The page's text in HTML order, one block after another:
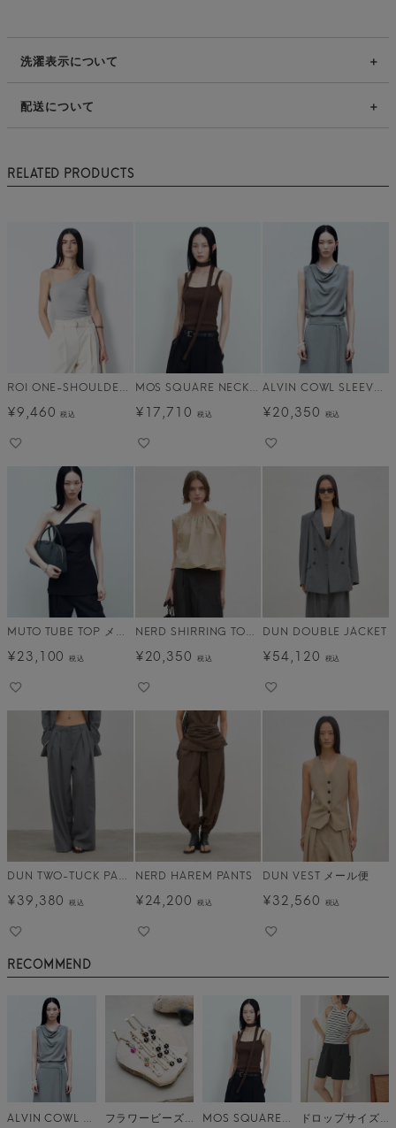
洗濯表示について
配送について
RELATED PRODUCTS
ROI ONE-SHOULDER SLEEVELESS メール便
¥9,460 税込
MOS SQUARE NECK KNIT メール便
¥17,710 税込
ALVIN COWL SLEEVELESS メール便
¥20,350 税込
MUTO TUBE TOP メール便
¥23,100 税込
NERD SHIRRING TOP メール便
¥20,350 税込
DUN DOUBLE JACKET
¥54,120 税込
DUN TWO-TUCK PANTS メール便
¥39,380 税込
NERD HAREM PANTS
¥24,200 税込
DUN VEST メール便
¥32,560 税込
RECOMMEND
ALVIN COWL SLEEVELESS メール便 フラワービーズブレスレット メール便 MOS SQUARE NECK KNIT メール便 ドロップサイズオーバーシャツワンピ メール便